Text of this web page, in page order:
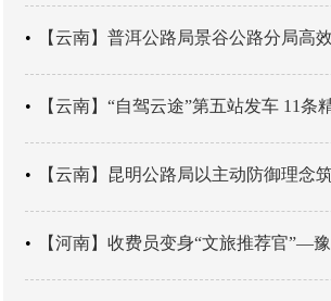
【云南】普洱公路局景谷公路分局高效抢通紧急送医
【云南】“自驾云途”第五站发车 11条精品线路串起全
【云南】昆明公路局以主动防御理念筑牢汛期安全
【河南】收费员变身“文旅推荐官”—豫鲁晋四地市交旅融合让游客一下高